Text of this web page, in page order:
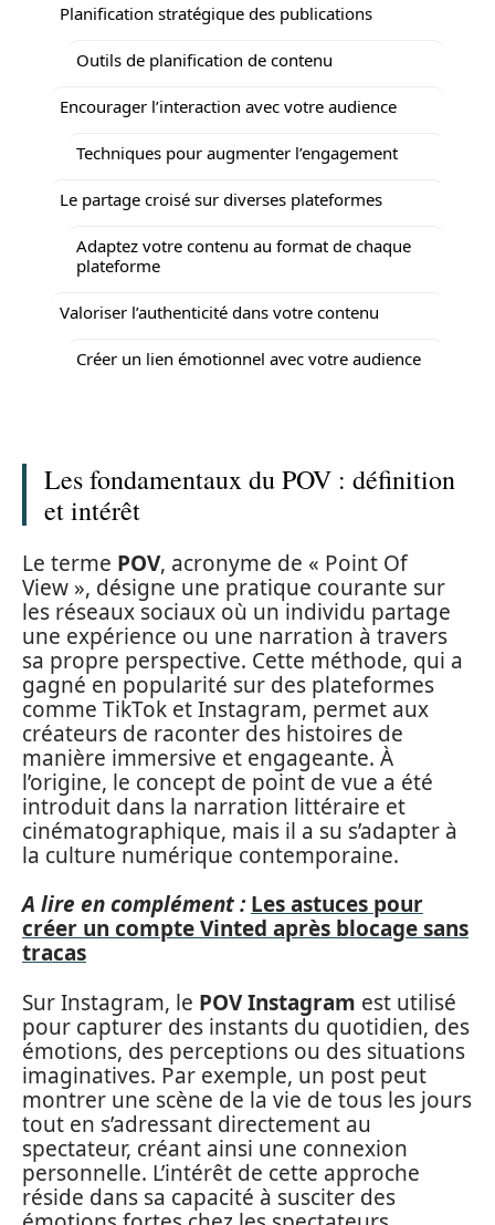
Planification stratégique des publications
Outils de planification de contenu
Encourager l’interaction avec votre audience
Techniques pour augmenter l’engagement
Le partage croisé sur diverses plateformes
Adaptez votre contenu au format de chaque
plateforme
Valoriser l’authenticité dans votre contenu
Créer un lien émotionnel avec votre audience
Les fondamentaux du POV : définition
et intérêt
Le terme POV, acronyme de « Point Of
View », désigne une pratique courante sur
les réseaux sociaux où un individu partage
une expérience ou une narration à travers
sa propre perspective. Cette méthode, qui a
gagné en popularité sur des plateformes
comme TikTok et Instagram, permet aux
créateurs de raconter des histoires de
manière immersive et engageante. À
l’origine, le concept de point de vue a été
introduit dans la narration littéraire et
cinématographique, mais il a su s’adapter à
la culture numérique contemporaine.
A lire en complément : Les astuces pour
créer un compte Vinted après blocage sans
tracas
Sur Instagram, le POV Instagram est utilisé
pour capturer des instants du quotidien, des
émotions, des perceptions ou des situations
imaginatives. Par exemple, un post peut
montrer une scène de la vie de tous les jours
tout en s’adressant directement au
spectateur, créant ainsi une connexion
personnelle. L’intérêt de cette approche
réside dans sa capacité à susciter des